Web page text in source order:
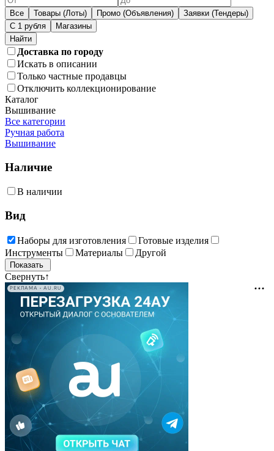
Все Товары (Лоты) Промо (Объявления)
Заявки (Тендеры)
С 1 рубля
Магазины
Доставка по городу
Искать в описании
Только частные продавцы
Отключить коллекционирование
Каталог
Вышивание
Все категории
Ручная работа
Вышивание
Наличие
В наличии
Вид
Наборы для изготовления
Готовые изделия
Инструменты
Материалы Другой
Свернуть↑
РЕКЛАМА • AU.RU